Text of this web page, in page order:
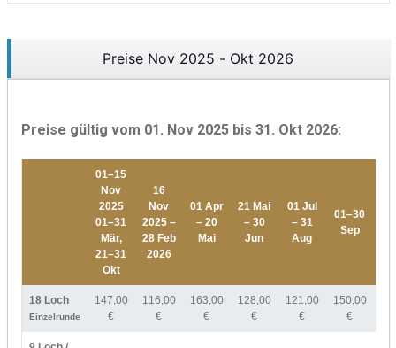
Preise Nov 2025 - Okt 2026
Preise gültig vom 01. Nov 2025 bis 31. Okt 2026:
01–15
Nov
2025
01–31
Mär,
21–31
Okt
16
Nov
2025 –
28 Feb
2026
01 Apr
– 20
Mai
21 Mai
– 30
Jun
01 Jul
– 31
Aug
01–30
Sep
18 Loch
Einzelrunde
147,00
€
116,00
€
163,00
€
128,00
€
121,00
€
150,00
€